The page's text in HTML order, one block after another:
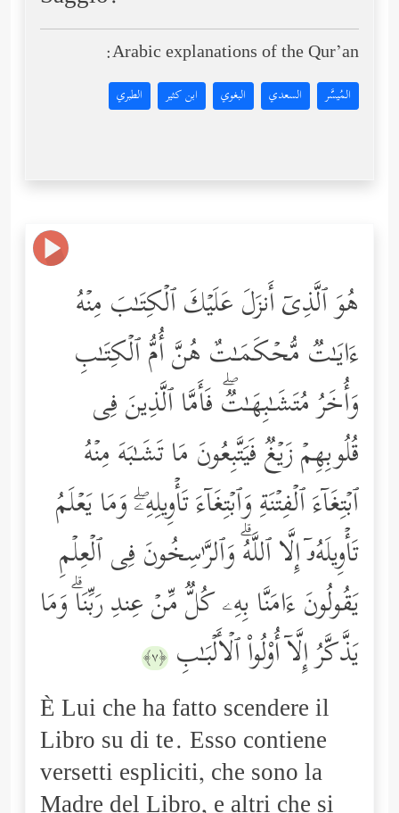
Arabic explanations of the Qur’an:
المُيسَّر السعدي البغوي ابن كثير الطبري
هُوَ ٱلَّذِیۤ أَنزَلَ عَلَیۡكَ ٱلۡكِتَـٰبَ مِنۡهُ
ءَایَـٰتࣱ مُّحۡكَمَـٰتٌ هُنَّ أُمُّ ٱلۡكِتَـٰبِ
وَأُخَرُ مُتَشَـٰبِهَـٰتࣱۖ فَأَمَّا ٱلَّذِینَ فِی
قُلُوبِهِمۡ زَیۡغࣱ فَیَتَّبِعُونَ مَا تَشَـٰبَهَ مِنۡهُ
ٱبۡتِغَاۤءَ ٱلۡفِتۡنَةِ وَٱبۡتِغَاۤءَ تَأۡوِیلِهِۦۖ وَمَا یَعۡلَمُ
تَأۡوِیلَهُۥۤ إِلَّا ٱللَّهُۗ وَٱلرَّ ٰ⁠سِخُونَ فِی ٱلۡعِلۡمِ
یَقُولُونَ ءَامَنَّا بِهِۦ كُلࣱّ مِّنۡ عِندِ رَبِّنَاۗ وَمَا
یَذَّكَّرُ إِلَّاۤ أُوْلُواْ ٱلۡأَلۡبَـٰبِ ﴿٧﴾
È Lui che ha fatto scendere il
Libro su di te. Esso contiene
versetti espliciti, che sono la